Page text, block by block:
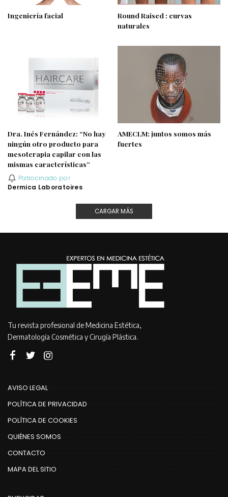
Ingeniería facial
Round Raised : curvas
naturales
Dra. Inés Fernández: “No hay
ningún otro producto para
mesoterapia capilar con las
mismas características”
Patrocinado por
Dermica Laboratoires
AMECLM: juntos somos más
fuertes
CARGAR MÁS
Tu revista profesional de Medicina Estética,
Dermatología Cosmética y Cirugía Plástica.
AVISO LEGAL
POLÍTICA DE PRIVACIDAD
POLÍTICA DE COOKIES
QUIÉNES SOMOS
CONTACTO
MAPA DEL SITIO